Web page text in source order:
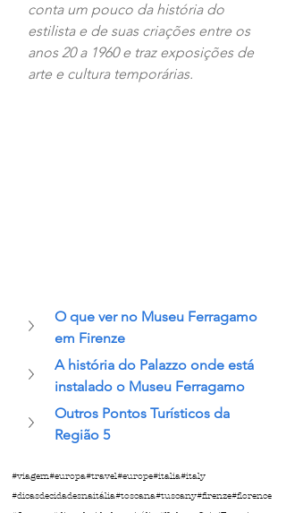
conta um pouco da história do
estilista e de suas criações entre os
anos 20 a 1960 e traz exposições de
arte e cultura temporárias.
O que ver no Museu Ferragamo
em Firenze
A história do Palazzo onde está
instalado o Museu Ferragamo
Outros Pontos Turísticos da
Região 5
#viagem#europa#travel#europe#italia#italy
#dicasdecidadesnaitália#toscana#tuscany#firenze#florence